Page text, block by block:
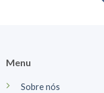
Menu
Sobre nós